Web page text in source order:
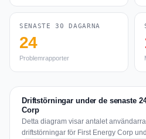
SENASTE 30 DAGARNA
24
Problemrapporter
Driftstörningar under de senaste
Corp
Detta diagram visar antalet
driftstörningar för First Energy Corp